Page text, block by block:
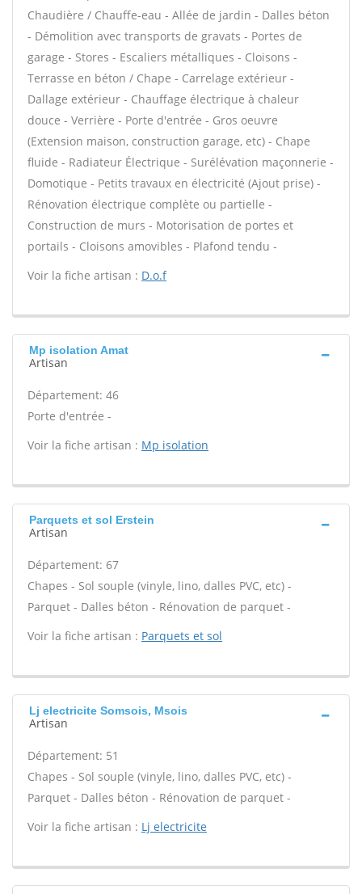
Chaudière / Chauffe-eau - Allée de jardin - Dalles béton
- Démolition avec transports de gravats - Portes de
garage - Stores - Escaliers métalliques - Cloisons -
Terrasse en béton / Chape - Carrelage extérieur -
Dallage extérieur - Chauffage électrique à chaleur
douce - Verrière - Porte d'entrée - Gros oeuvre
(Extension maison, construction garage, etc) - Chape
fluide - Radiateur Électrique - Surélévation maçonnerie -
Domotique - Petits travaux en électricité (Ajout prise) -
Rénovation électrique complète ou partielle -
Construction de murs - Motorisation de portes et
portails - Cloisons amovibles - Plafond tendu -
Voir la fiche artisan : D.o.f
Mp isolation Amat
Artisan
Département: 46
Porte d'entrée -
Voir la fiche artisan : Mp isolation
Parquets et sol Erstein
Artisan
Département: 67
Chapes - Sol souple (vinyle, lino, dalles PVC, etc) -
Parquet - Dalles béton - Rénovation de parquet -
Voir la fiche artisan : Parquets et sol
Lj electricite Somsois, Msois
Artisan
Département: 51
Chapes - Sol souple (vinyle, lino, dalles PVC, etc) -
Parquet - Dalles béton - Rénovation de parquet -
Voir la fiche artisan : Lj electricite